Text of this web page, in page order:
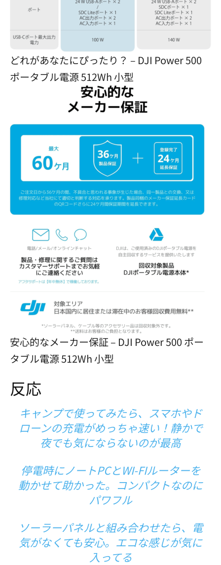
どれがあなたにぴったり？ – DJI Power 500
ポータブル電源 512Wh 小型
安心的なメーカー保証 – DJI Power 500 ポー
タブル電源 512Wh 小型
反応
キャンプで使ってみたら、スマホやド
ローンの充電がめっちゃ速い！静かで
夜でも気にならないのが最高
停電時にノートPCとWI-FIルーターを
動かせて助かった。コンパクトなのに
パワフル
ソーラーパネルと組み合わせたら、電
気がなくても安心。エコな感じが気に
入ってる